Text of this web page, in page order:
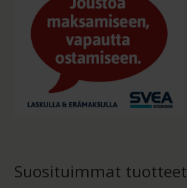
Suosituimmat tuotteet